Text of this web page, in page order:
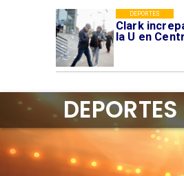
Clark
la U en
DEPORTES
DEPORTES